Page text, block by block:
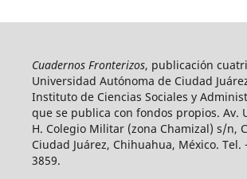
Cuadernos Fronterizos, publicación
Universidad Autónoma de Ciudad
Instituto de Ciencias Sociales y
que se publica con fondos propios. Av.
H. Colegio Militar (zona Chamizal) s/n,
Ciudad Juárez, Chihuahua, México. Tel.
3859.